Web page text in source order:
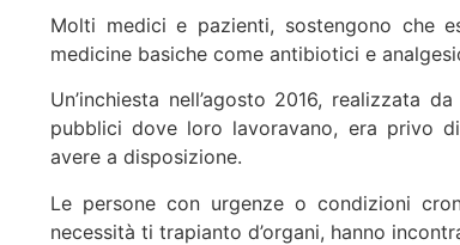
Molti medici e pazienti, sostengono che
medicine basiche come antibiotici e
Un’inchiesta nell’agosto 2016, realizzata
pubblici dove loro lavoravano, era privo
avere a disposizione.
Le persone con urgenze o condizioni
necessità ti trapianto d’organi, hanno